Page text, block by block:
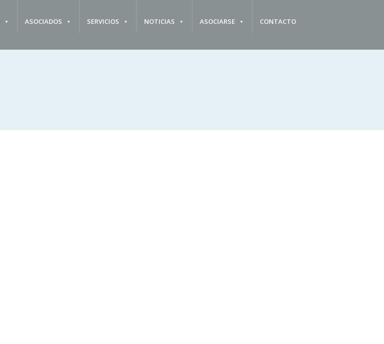
ASOCIADOS SERVICIOS NOTICIAS ASOCIARSE CONTACTO